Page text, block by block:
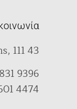
111 43
9396
4474